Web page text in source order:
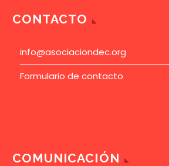
CONTACTO
info@asociaciondec.org
Formulario de contacto
COMUNICACIÓN